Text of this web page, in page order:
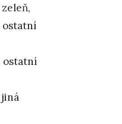
ostatní
ostatní